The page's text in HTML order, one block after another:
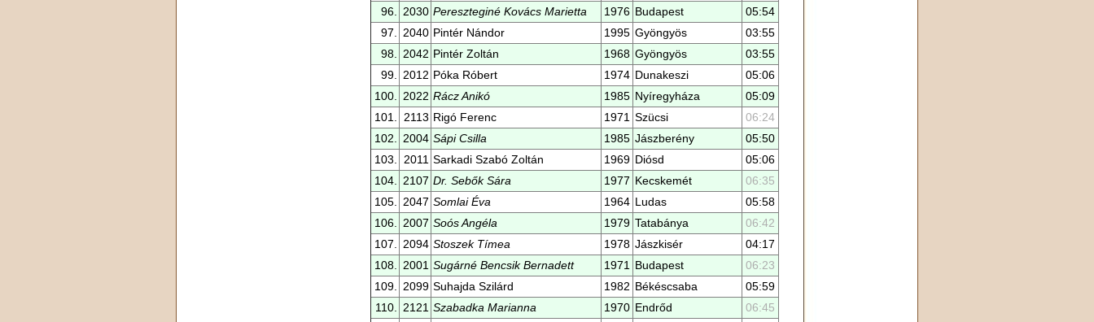
96.
2030 Pereszteginé Kovács Marietta 1976 Budapest
05:54
97.
2040 Pintér Nándor 1995 Gyöngyös
03:55
98.
2042 Pintér Zoltán 1968 Gyöngyös
03:55
99.
2012 Póka Róbert 1974 Dunakeszi
05:06
100.
2022 Rácz Anikó 1985 Nyíregyháza
05:09
101.
2113 Rigó Ferenc 1971 Szücsi
06:24
102.
2004 Sápi Csilla 1985 Jászberény
05:50
103.
2011 Sarkadi Szabó Zoltán 1969 Diósd
05:06
104.
2107 Dr. Sebők Sára 1977 Kecskemét
06:35
105.
2047 Somlai Éva 1964 Ludas
05:58
106.
2007 Soós Angéla 1979 Tatabánya
06:42
107.
2094 Stoszek Tímea 1978 Jászkisér
04:17
108.
2001 Sugárné Bencsik Bernadett 1971 Budapest
06:23
109.
2099 Suhajda Szilárd 1982 Békéscsaba
05:59
110.
2121 Szabadka Marianna 1970 Endrőd
06:45